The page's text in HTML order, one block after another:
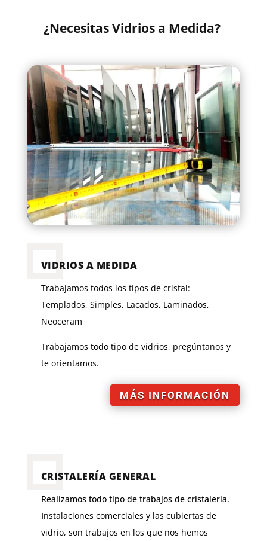
¿Necesitas Vidrios a Medida?
VIDRIOS A MEDIDA
Trabajamos todos los tipos de cristal:
Templados, Simples, Lacados, Laminados,
Neoceram
Trabajamos todo tipo de vidrios, pregúntanos y
te orientamos.
MÁS INFORMACIÓN
CRISTALERÍA GENERAL
Realizamos todo tipo de trabajos de cristalería.
Instalaciones comerciales y las cubiertas de
vidrio, son trabajos en los que nos hemos